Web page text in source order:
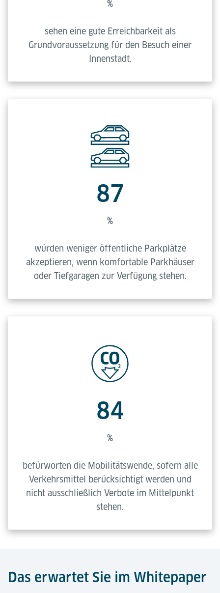
%
sehen eine gute Erreichbarkeit als
Grundvoraussetzung für den Besuch einer
Innenstadt.
87
%
würden weniger öffentliche Parkplätze
akzeptieren, wenn komfortable Parkhäuser
oder Tiefgaragen zur Verfügung stehen.
84
%
befürworten die Mobilitätswende, sofern alle
Verkehrsmittel berücksichtigt werden und
nicht ausschließlich Verbote im Mittelpunkt
stehen.
Das erwartet Sie im Whitepaper